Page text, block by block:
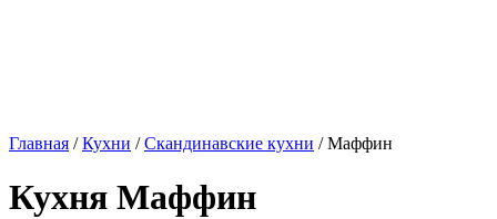
Главная /Кухни /Скандинавские кухни / Маффин
Кухня Маффин